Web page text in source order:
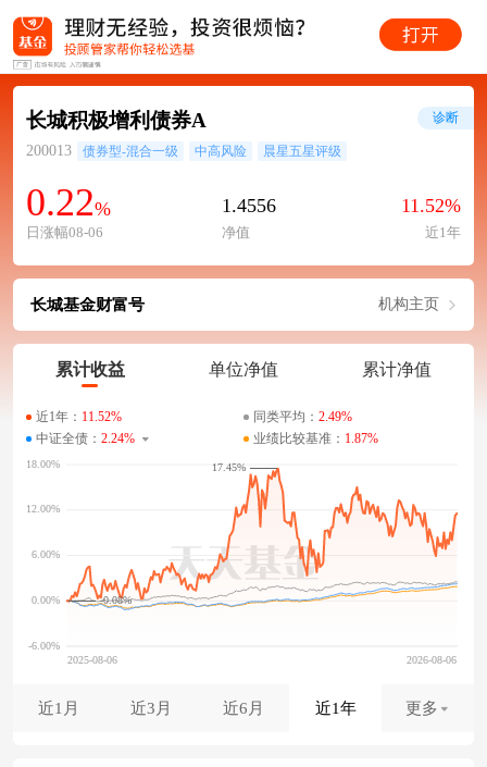
长城积极增利债券A
200013 债券型-混合一级 中高风险 晨星五星评级
0.22%
日涨幅08-06
1.4556
净值
11.52%
近1年
诊断
长城基金财富号 机构主页
累计收益 单位净值 累计净值
近1年： 11.52% 同类平均： 2.49%
中证全债： 2.24% 业绩比较基准： 1.87%
-0.08%
17.45%
近1月 近3月 近6月 近1年 更多